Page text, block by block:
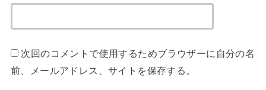
次回のコメントで使用するためブラウザーに自分の名
前、メールアドレス、サイトを保存する。